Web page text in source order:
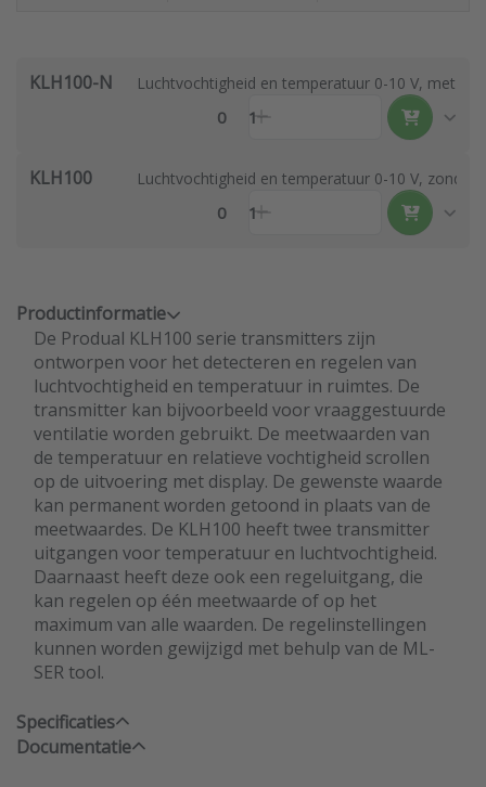
KLH100-N Luchtvochtigheid en temperatuur 0-10 V, met
0 1
KLH100 Luchtvochtigheid en temperatuur 0-10 V, zonder
0 1
Productinformatie
De Produal KLH100 serie transmitters zijn
ontworpen voor het detecteren en regelen van
luchtvochtigheid en temperatuur in ruimtes. De
transmitter kan bijvoorbeeld voor vraaggestuurde
ventilatie worden gebruikt. De meetwaarden van
de temperatuur en relatieve vochtigheid scrollen
op de uitvoering met display. De gewenste waarde
kan permanent worden getoond in plaats van de
meetwaardes. De KLH100 heeft twee transmitter
uitgangen voor temperatuur en luchtvochtigheid.
Daarnaast heeft deze ook een regeluitgang, die
kan regelen op één meetwaarde of op het
maximum van alle waarden. De regelinstellingen
kunnen worden gewijzigd met behulp van de ML-
SER tool.
Specificaties
Documentatie